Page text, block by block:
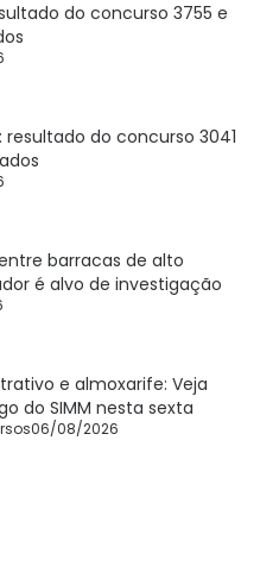
do concurso 3755 e
do concurso 3041
barracas de alto
é alvo de investigação
e almoxarife: Veja
do SIMM nesta sexta
06/08/2026